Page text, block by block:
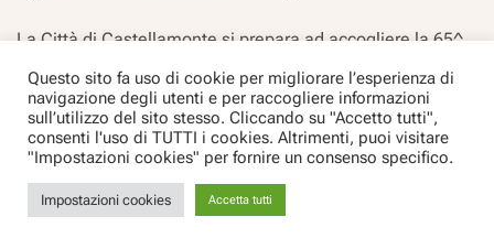
La Città di Castellamonte si prepara ad accogliere la 65^
Mostra Internazionale della Ceramica, uno degli
appuntamenti più prestigiosi dedicati all’arte ceramica in
Italia, in[Continua…]
Questo sito fa uso di cookie per migliorare l’esperienza di
navigazione degli utenti e per raccogliere informazioni
sull’utilizzo del sito stesso. Cliccando su "Accetto tutti",
consenti l'uso di TUTTI i cookies. Altrimenti, puoi visitare
"Impostazioni cookies" per fornire un consenso specifico.
Impostazioni cookies Accetta tutti
Chat con Canavesanoedintorni